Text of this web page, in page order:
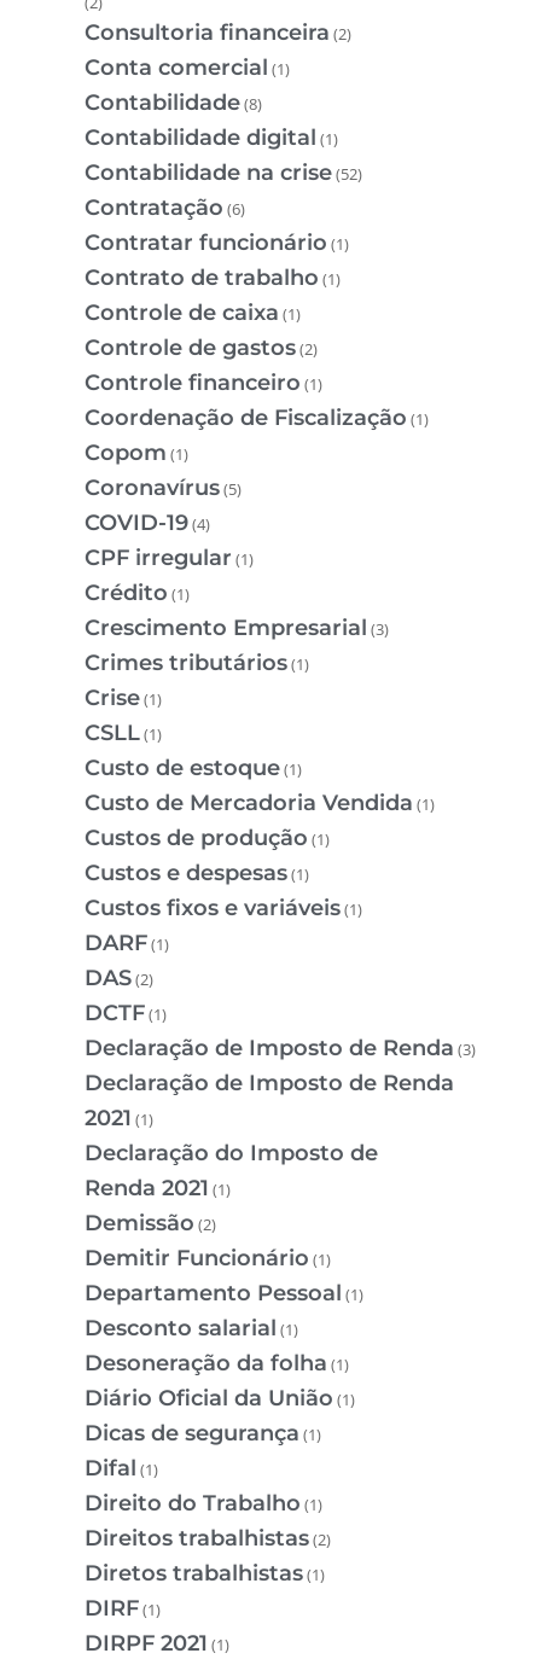
Consultoria financeira (2)
Conta comercial (1)
Contabilidade(8)
Contabilidade digital (1)
Contabilidade na crise(52)
Contratação (6)
Contratar funcionário (1)
Contrato de trabalho (1)
Controle de caixa (1)
Controle de gastos(2)
Controle financeiro (1)
Coordenação de Fiscalização (1)
Copom (1)
Coronavírus(5)
COVID-19(4)
CPF irregular (1)
Crédito (1)
Crescimento Empresarial (3)
Crimes tributários(1)
Crise(1)
CSLL(1)
Custo de estoque(1)
Custo de Mercadoria Vendida (1)
Custos de produção (1)
Custos e despesas(1)
Custos fixos e variáveis(1)
DARF(1)
DAS(2)
DCTF(1)
Declaração de Imposto de Renda (3)
Declaração de Imposto de Renda
2021 (1)
Declaração do Imposto de
Renda 2021 (1)
Demissão (2)
Demitir Funcionário (1)
Departamento Pessoal (1)
Desconto salarial (1)
Desoneração da folha (1)
Diário Oficial da União (1)
Dicas de segurança (1)
Difal (1)
Direito do Trabalho (1)
Direitos trabalhistas(2)
Diretos trabalhistas(1)
DIRF(1)
DIRPF 2021 (1)